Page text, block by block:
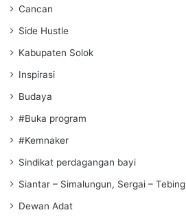
Cancan
Side Hustle
Kabupaten Solok
Inspirasi
Budaya
#Buka program
#Kemnaker
Sindikat perdagangan bayi
Siantar – Simalungun, Sergai – Tebing
Dewan Adat